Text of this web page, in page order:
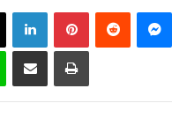
X Linkedin PinterestReddit
Ligne Partager par email Imprimer